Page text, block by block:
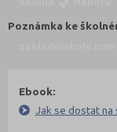
Poznámka ke
Ebook:
Jak se dostat na